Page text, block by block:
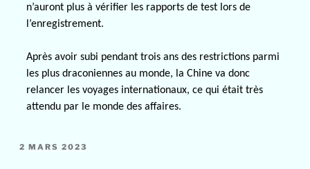
n’auront plus à vérifier les rapports de test lors de
l’enregistrement.
Après avoir subi pendant trois ans des restrictions parmi
les plus draconiennes au monde, la Chine va donc
relancer les voyages internationaux, ce qui était très
attendu par le monde des affaires.
2 MARS 2023